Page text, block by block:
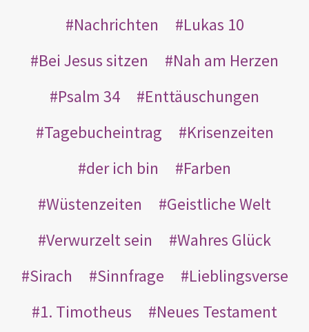
Nachrichten
Lukas 10
Bei Jesus sitzen
Nah am Herzen
Psalm 34
Enttäuschungen
Tagebucheintrag
Krisenzeiten
der ich bin
Farben
Wüstenzeiten
Geistliche Welt
Verwurzelt sein
Wahres Glück
Sirach
Sinnfrage
Lieblingsverse
1. Timotheus
Neues Testament